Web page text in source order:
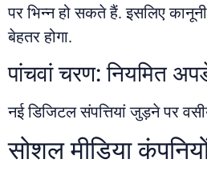
पर भिन्न हो सकते हैं. इसलिए
बेहतर होगा.
पांचवां चरण: नियमित
नई डिजिटल संपत्तियां जुड़ने पर
सोशल मीडिया